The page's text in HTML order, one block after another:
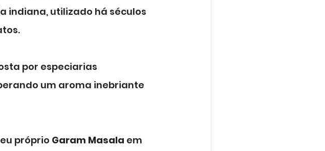
indiana, utilizado há séculos
por especiarias
um aroma inebriante
próprio Garam Masala em